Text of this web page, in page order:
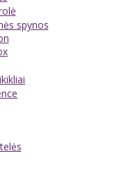
spynos